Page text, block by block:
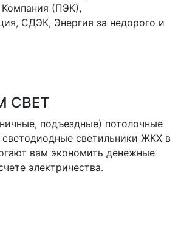
(ПЭК),
СДЭК, Энергия за недорого и
СВЕТ
подъездные) потолочные
светильники ЖКХ в
вам экономить денежные
электричества.